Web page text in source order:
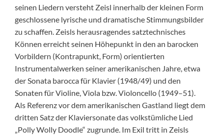
seinen Liedern versteht Zeisl innerhalb der kleinen Form
geschlossene lyrische und dramatische Stimmungsbilder
zu schaffen. Zeisls herausragendes satztechnisches
Können erreicht seinen Höhepunkt in den an barocken
Vorbildern (Kontrapunkt, Form) orientierten
Instrumentalwerken seiner amerikanischen Jahre, etwa
der Sonata barocca für Klavier (1948/49) und den
Sonaten für Violine, Viola bzw. Violoncello (1949–51).
Als Referenz vor dem amerikanischen Gastland liegt dem
dritten Satz der Klaviersonate das volkstümliche Lied
„Polly Wolly Doodle“ zugrunde. Im Exil tritt in Zeisls